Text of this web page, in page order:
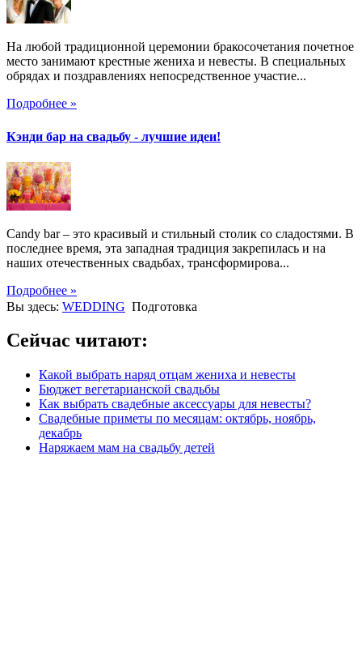
На любой традиционной церемонии бракосочетания почетное
место занимают крестные жениха и невесты. В специальных
обрядах и поздравлениях непосредственное участие...
Подробнее »
Кэнди бар на свадьбу - лучшие идеи!
Candy bar – это красивый и стильный столик со сладостями. В
последнее время, эта западная традиция закрепилась и на
наших отечественных свадьбах, трансформирова...
Подробнее »
Вы здесь: WEDDING Подготовка
Сейчас читают:
Какой выбрать наряд отцам жениха и невесты
Бюджет вегетарианской свадьбы
Как выбрать свадебные аксессуары для невесты?
Свадебные приметы по месяцам: октябрь, ноябрь,
декабрь
Наряжаем мам на свадьбу детей